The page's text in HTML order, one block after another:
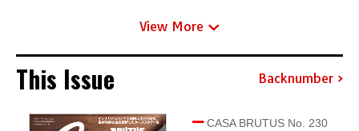
View More
This Issue Backnumber
CASA BRUTUS No. 230